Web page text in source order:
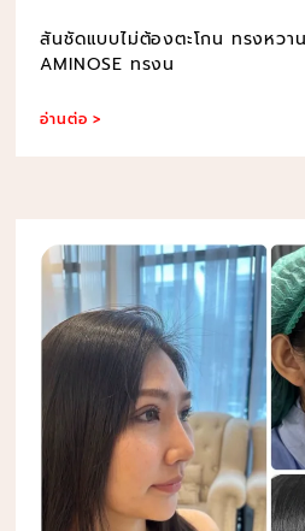
สันชัดแบบไม่ต้องตะโกน ทรงหวา
AMINOSE ทรงน
อ่านต่อ >